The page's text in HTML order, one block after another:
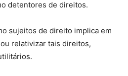
detentores de direitos.
sujeitos de direito implica em
relativizar tais direitos,